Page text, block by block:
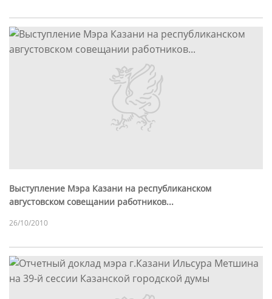
Выступление Мэра Казани на республиканском
августовском совещании работников...
26/10/2010